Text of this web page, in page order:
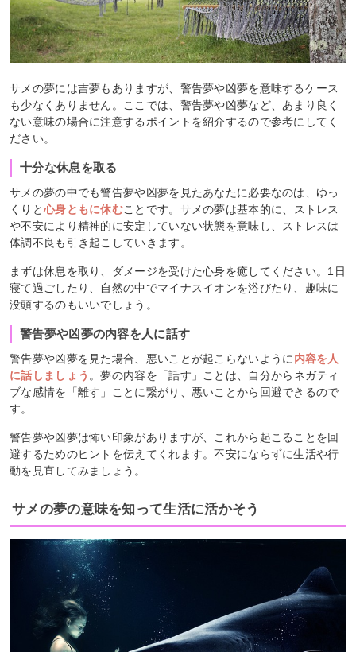
サメの夢には吉夢もありますが、警告夢や凶夢を意味するケース
も少なくありません。ここでは、警告夢や凶夢など、あまり良く
ない意味の場合に注意するポイントを紹介するので参考にしてく
ださい。
十分な休息を取る
サメの夢の中でも警告夢や凶夢を見たあなたに必要なのは、ゆっ
くりと心身ともに休むことです。サメの夢は基本的に、ストレス
や不安により精神的に安定していない状態を意味し、ストレスは
体調不良も引き起こしていきます。
まずは休息を取り、ダメージを受けた心身を癒してください。1日
寝て過ごしたり、自然の中でマイナスイオンを浴びたり、趣味に
没頭するのもいいでしょう。
警告夢や凶夢の内容を人に話す
警告夢や凶夢を見た場合、悪いことが起こらないように内容を人
に話しましょう 。夢の内容を「話す」ことは、自分からネガティ
ブな感情を「離す」ことに繋がり、悪いことから回避できるので
す。
警告夢や凶夢は怖い印象がありますが、これから起こることを回
避するためのヒントを伝えてくれます。不安にならずに生活や行
動を見直してみましょう。
サメの夢の意味を知って生活に活かそう